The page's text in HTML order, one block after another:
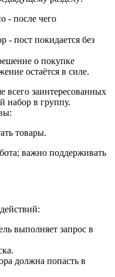
- после чего
- пост покидается без
о покупке
остаётся в силе.
всего заинтересованных
набор в группу.
товары.
важно поддерживать
выполняет запрос в
должна попасть в